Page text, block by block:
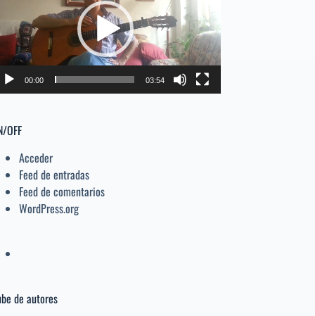
volumen.
00:00 03:54
OFF
Acceder
Feed de entradas
Feed de comentarios
WordPress.org
de autores